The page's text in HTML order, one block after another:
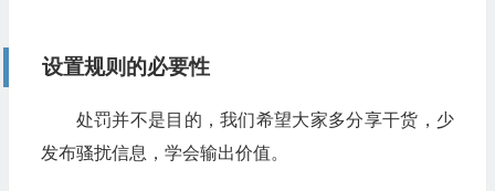
设置规则的必要性
处罚并不是目的，我们希望大家多分享干货，少
发布骚扰信息，学会输出价值。